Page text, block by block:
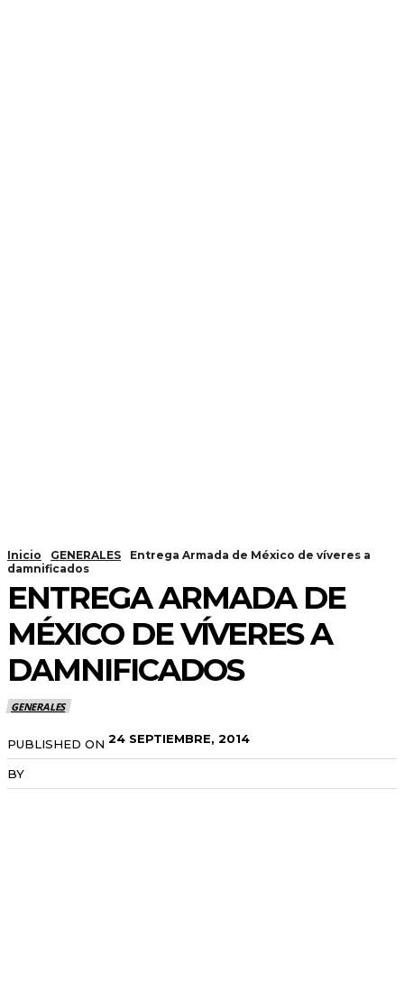
Inicio GENERALES
Entrega Armada de México de víveres a
damnificados
ENTREGA ARMADA DE
MÉXICO DE VÍVERES A
DAMNIFICADOS
GENERALES
PUBLISHED ON 24 SEPTIEMBRE, 2014
BY